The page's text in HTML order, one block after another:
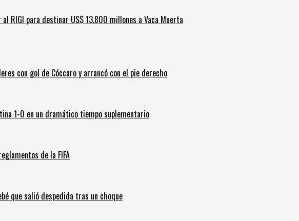
RIGI para destinar US$ 13.800 millones a Vaca Muerta
con gol de Cóccaro y arrancó con el pie derecho
1-0 en un dramático tiempo suplementario
de la FIFA
que salió despedida tras un choque